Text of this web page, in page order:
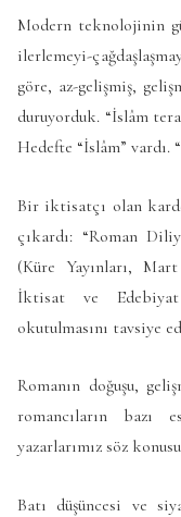
Modern teknolojinin
ilerlemeyi-
göre, az-gelişmiş,
duruyorduk. “İslâm
Hedefte “İslâm” vardı.
Bir iktisatçı olan
çıkardı: “Roman
(Küre Yayınları,
İktisat ve
okutulmasını tavsiye
Romanın doğuşu,
romancıların
yazarlarımız söz
Batı düşüncesi ve